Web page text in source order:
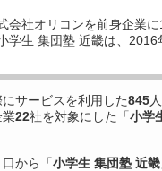
会社オリコンを前身企業
学生 集団塾 近畿は、
サービスを利用した845
業22社を対象にした「小学
から「小学生 集団塾 近畿